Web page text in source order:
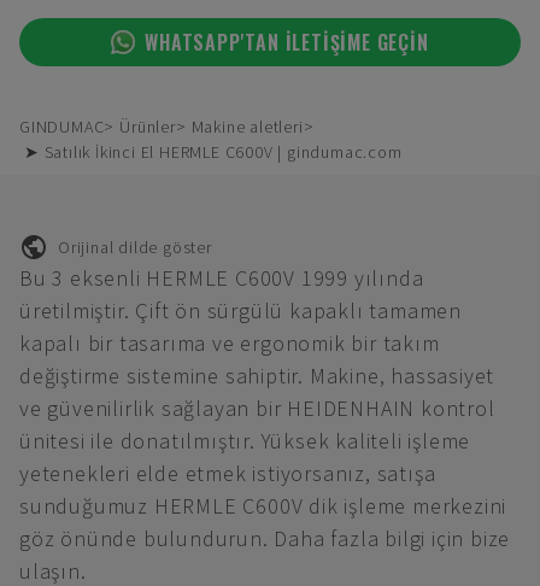
WHATSAPP'TAN ILETIŞIME GEÇIN
GINDUMAC Ürünler
Makine aletleri
➤ Satılık İkinci El HERMLE C600V | gindumac.com
Orijinal dilde göster
Bu 3 eksenli HERMLE C600V 1999 yılında
üretilmiştir. Çift ön sürgülü kapaklı tamamen
kapalı bir tasarıma ve ergonomik bir takım
değiştirme sistemine sahiptir. Makine, hassasiyet
ve güvenilirlik sağlayan bir HEIDENHAIN kontrol
ünitesi ile donatılmıştır. Yüksek kaliteli işleme
yetenekleri elde etmek istiyorsanız, satışa
sunduğumuz HERMLE C600V dik işleme merkezini
göz önünde bulundurun. Daha fazla bilgi için bize
ulaşın.